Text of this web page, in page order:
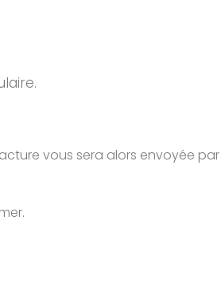
vous sera alors envoyée